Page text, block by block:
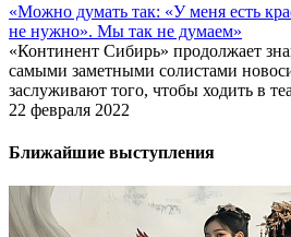
«Можно думать так: «У меня есть
не нужно». Мы так не думаем»
«Континент Сибирь» продолжает
самыми заметными солистами
заслуживают того, чтобы ходить в
22 февраля 2022
Ближайшие выступления